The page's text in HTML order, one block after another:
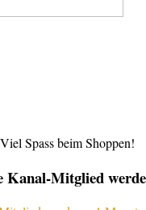
Spass beim Shoppen!
Kanal-Mitglied